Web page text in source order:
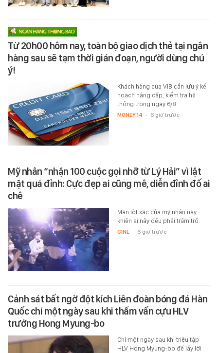
Từ 20h00 hôm nay, toàn bộ giao dịch thẻ tại ngân
hàng sau sẽ tạm thời gián đoạn, người dùng chú
ý!
Khách hàng của VIB cần lưu ý kế
hoạch nâng cấp, kiểm tra hệ
thống trong ngày 6/8.
MONEY.14 - 6 giờ trước
Mỹ nhân “nhận 100 cuộc gọi nhỡ từ Lý Hải” vì lật
mặt quá đỉnh: Cực đẹp ai cũng mê, diễn đỉnh đố ai
chê
Màn lột xác của mỹ nhân này
khiến ai nấy đều phải trầm trồ.
CINE - 6 giờ trước
Cảnh sát bất ngờ đột kích Liên đoàn bóng đá Hàn
Quốc chỉ một ngày sau khi thẩm vấn cựu HLV
trưởng Hong Myung-bo
Chỉ một ngày sau khi triệu tập
HLV Hong Myung-bo để lấy lời